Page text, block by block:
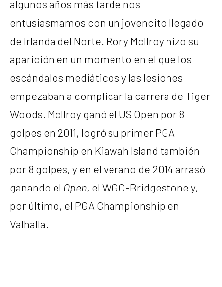
algunos años más tarde nos
entusiasmamos con un jovencito llegado
de Irlanda del Norte. Rory McIlroy hizo su
aparición en un momento en el que los
escándalos mediáticos y las lesiones
empezaban a complicar la carrera de Tiger
Woods. McIlroy ganó el US Open por 8
golpes en 2011, logró su primer PGA
Championship en Kiawah Island también
por 8 golpes, y en el verano de 2014 arrasó
ganando el Open, el WGC-Bridgestone y,
por último, el PGA Championship en
Valhalla.